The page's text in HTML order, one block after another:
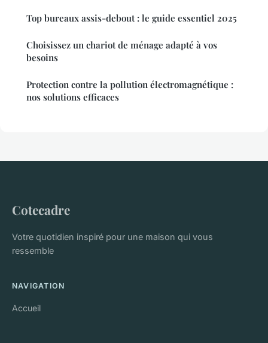
Top bureaux assis-debout : le guide essentiel 2025
Choisissez un chariot de ménage adapté à vos
besoins
Protection contre la pollution électromagnétique :
nos solutions efficaces
Cotecadre
Votre quotidien inspiré pour une maison qui vous
ressemble
NAVIGATION
Accueil